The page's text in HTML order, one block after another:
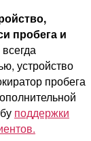
пробега и
устройство
пробега
поддержки